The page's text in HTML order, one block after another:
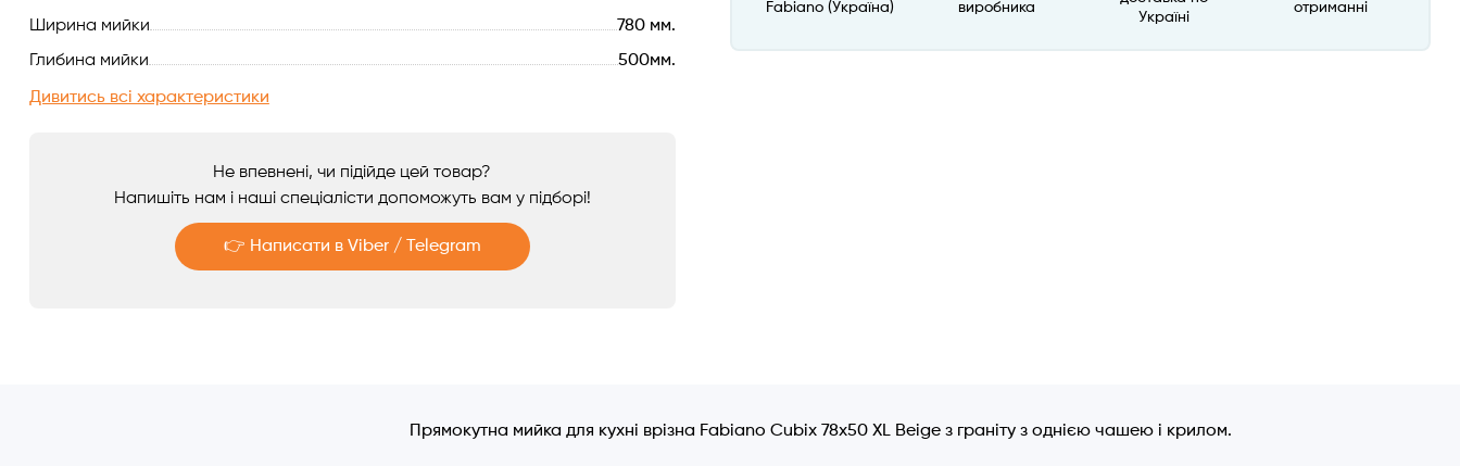
Аксесуари
Ширина мийки
780 мм.
Глибина мийки
500мм.
Дивитись всі характеристики
Не впевнені, чи підійде цей товар?
Напишіть нам і наші спеціалісти допоможуть вам у підборі!
👉 Написати в Viber / Telegram
Fabiano (Україна)
виробника
Україні
отриманні
Прямокутна мийка для кухні врізна Fabiano Cubix 78x50 XL Beige з граніту з однією чашею і крилом.